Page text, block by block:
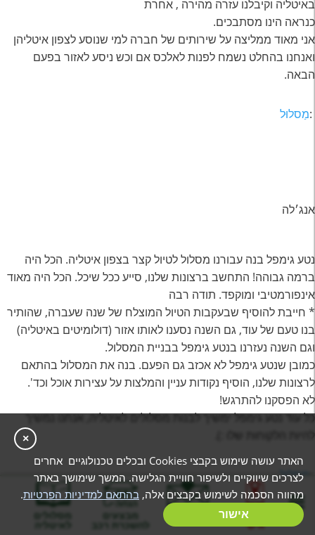
באיטליה וקיבלנו עזרה מהירה , אחרת
כנראה הינו מסתבכים.
אני מאוד ממליצה על שירותים של חברה למי שנוסע לצפון איטליהן
ואנחנו בהחלט נשמח לפנות לאלכס אם וכש ניסע לאזור בפעם
הבאה.
:מַסלוּל
אנג׳לה
נטע גימפל בנה עבורנו מסלול לטיול קצר בצפון איטליה. הכל היה
ברמה גבוהה! התחשב ברצונות שלנו, סייע ככל שיכל. הכל היה מאוד
אינפורמטיבי ומוקפד. תודה רבה
* חייבת להוסיף שבעקבות הטיול המוצלח של שנה שעברה, שהותיר
בנו טעם של עוד, גם השנה נסענו לאותו אזור (דולומיטים באיטליה)
וגם השנה נעזרנו בנטע גימפל בבניית המסלול.
כמובן שנטע גימפל לא אכזב גם הפעם. בנה את המסלול בהתאם
לרצונות שלנו, הוסיף נקודות עניין והמלצות על עצירות אוכל וכד'.
לא הפסקנו להתרגש!
כל עוד נטע גימפל ימשיך לבנות מסלולים לאיטליה, אנחנו נמשיך
מַסלוּל
Noa Tal Haramati
בניית מסלול
אישי
מבצעים מסלולים
לאיטליה
×
האתר עושה שימוש בקבצי Cookies ובכלים טכנולוגיים אחרים
לצרכים שיווקיים ולשיפור חוויית הגלישה. המשך שימושך באתר
מהווה הסכמה לשימוש בקבצים אלה, בהתאם למדיניות הפרטיות.
אישור